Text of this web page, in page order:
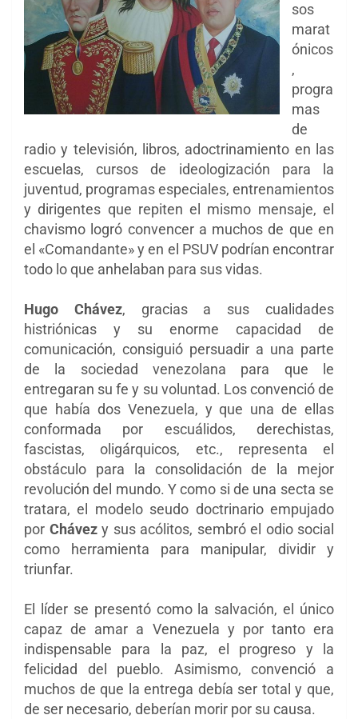
sos
marat
ónicos
,
progra
mas
de
radio y televisión, libros, adoctrinamiento en las
escuelas, cursos de ideologización para la
juventud, programas especiales, entrenamientos
y dirigentes que repiten el mismo mensaje, el
chavismo logró convencer a muchos de que en
el «Comandante» y en el PSUV podrían encontrar
todo lo que anhelaban para sus vidas.
Hugo Chávez, gracias a sus cualidades
histriónicas y su enorme capacidad de
comunicación, consiguió persuadir a una parte
de la sociedad venezolana para que le
entregaran su fe y su voluntad. Los convenció de
que había dos Venezuela, y que una de ellas
conformada por escuálidos, derechistas,
fascistas, oligárquicos, etc., representa el
obstáculo para la consolidación de la mejor
revolución del mundo. Y como si de una secta se
tratara, el modelo seudo doctrinario empujado
por Chávezy sus acólitos, sembró el odio social
como herramienta para manipular, dividir y
triunfar.
El líder se presentó como la salvación, el único
capaz de amar a Venezuela y por tanto era
indispensable para la paz, el progreso y la
felicidad del pueblo. Asimismo, convenció a
muchos de que la entrega debía ser total y que,
de ser necesario, deberían morir por su causa.